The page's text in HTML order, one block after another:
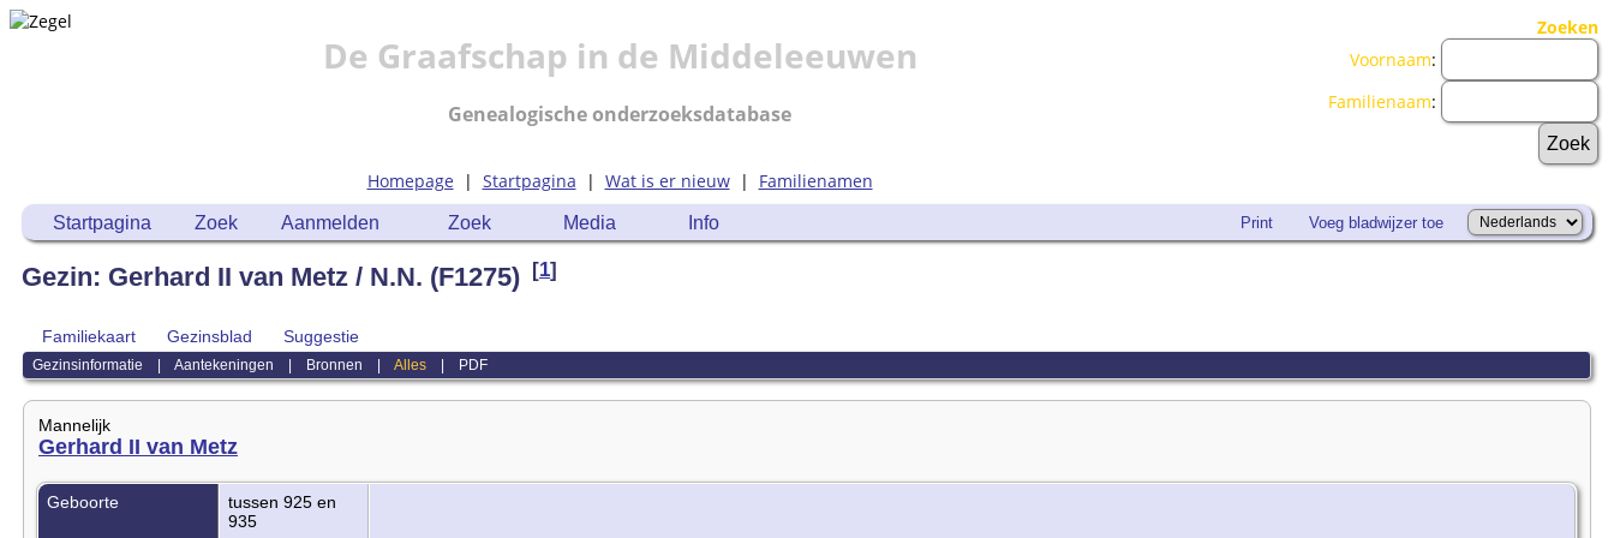
De Graafschap in de Middeleeuwen
Genealogische onderzoeksdatabase
Homepage | Startpagina | Wat is er nieuw| Familienamen
Zoeken
Voornaam:
Familienaam:
Startpagina Zoek Aanmelden Zoek Media Info Print Voeg bladwijzer toe
Gezin: Gerhard II van Metz / N.N. (F1275) [1]
Familiekaart Gezinsblad Suggestie
Gezinsinformatie |Aantekeningen | Bronnen |Alles | PDF
Mannelijk
Gerhard II van Metz
Geboorte
tussen 925 en
935